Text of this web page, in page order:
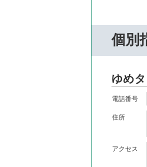
個別
ゆめ